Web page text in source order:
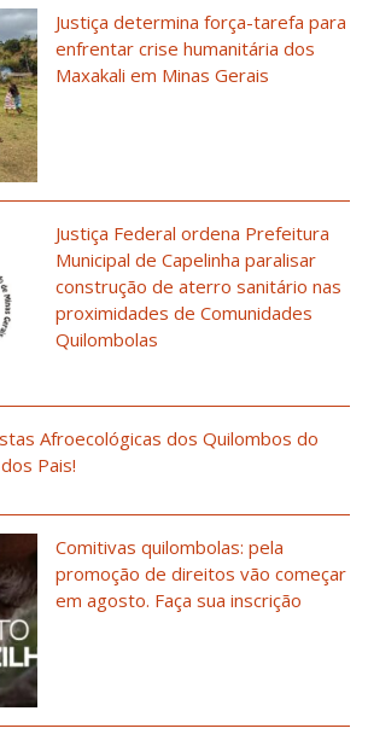
Justiça determina força-tarefa para
enfrentar crise humanitária dos
Maxakali em Minas Gerais
Justiça Federal ordena Prefeitura
Municipal de Capelinha paralisar
construção de aterro sanitário nas
proximidades de Comunidades
Quilombolas
Afroecológicas dos Quilombos do
Pais!
Comitivas quilombolas: pela
promoção de direitos vão começar
em agosto. Faça sua inscrição